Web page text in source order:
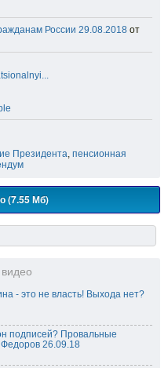
России 29.08.2018 от
Президента, пенсионная
(7.55 Мб)
- это не власть! Выхода нет?
подписей? Провальные
26.09.18